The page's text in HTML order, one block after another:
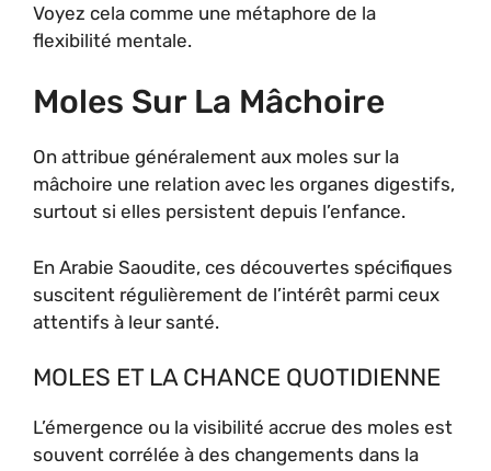
Voyez cela comme une métaphore de la
flexibilité mentale.
Moles Sur La Mâchoire
On attribue généralement aux moles sur la
mâchoire une relation avec les organes digestifs,
surtout si elles persistent depuis l’enfance.
En Arabie Saoudite, ces découvertes spécifiques
suscitent régulièrement de l’intérêt parmi ceux
attentifs à leur santé.
MOLES ET LA CHANCE QUOTIDIENNE
L’émergence ou la visibilité accrue des moles est
souvent corrélée à des changements dans la